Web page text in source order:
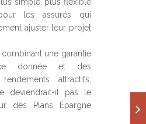
simple, plus flexible
les assurés qui
ajuster leur projet
une garantie
donnée et des
attractifs,
deviendrait-il pas le
des Plans Épargne